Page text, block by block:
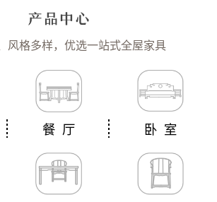
风格多样，优选一站式全屋家具
餐 厅 卧 室